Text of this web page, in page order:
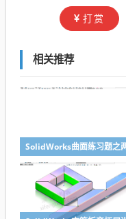
打赏
相关推荐